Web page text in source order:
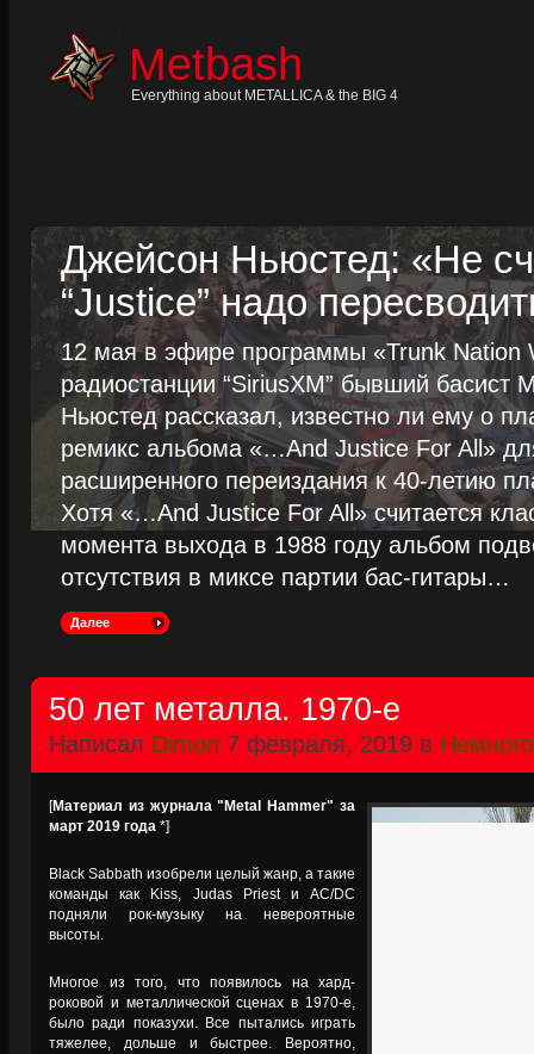
Metbash
Everything about METALLICA & the BIG 4
Джейсон Ньюстед: «Не
“Justice” надо
12 мая в эфире программы «Trunk Nation
радиостанции “SiriusXM” бывший басист
Ньюстед рассказал, известно ли ему о
ремикс альбома «…And Justice For All»
расширенного переиздания к 40-летию
Хотя «…And Justice For All» считается
момента выхода в 1988 году альбом
отсутствия в миксе партии бас-гитары…
Далее
50 лет металла. 1970-е
Написал Dimon 7 февраля, 2019 в
[Материал из журнала "Metal Hammer" за
март 2019 года *]
Black Sabbath изобрели целый жанр, а такие
команды как Kiss, Judas Priest и AC/DC
подняли рок-музыку на невероятные
высоты.
Многое из того, что появилось на хард-
роковой и металлической сценах в 1970-е,
было ради показухи. Все пытались играть
тяжелее, дольше и быстрее. Вероятно,